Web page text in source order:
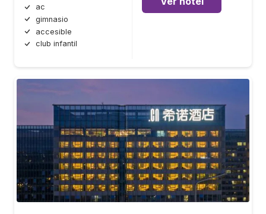
ac
gimnasio
accesible
club infantil